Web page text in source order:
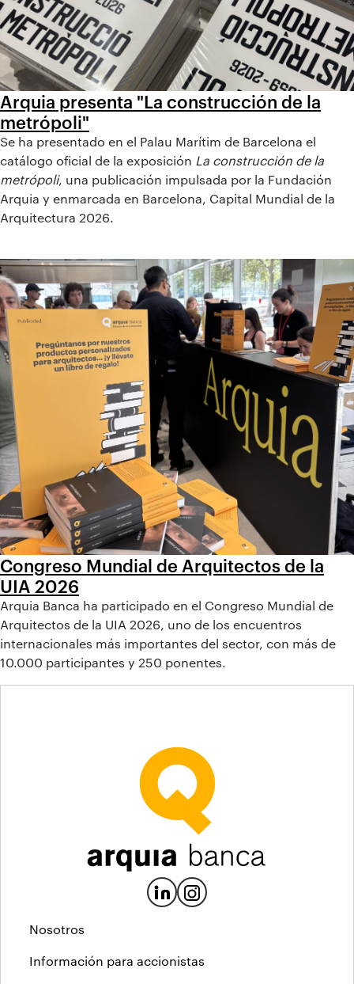
Arquia presenta "La construcción de la
metrópoli"
Se ha presentado en el Palau Marítim de Barcelona el
catálogo oficial de la exposición La construcción de la
metrópoli, una publicación impulsada por la Fundación
Arquia y enmarcada en Barcelona, Capital Mundial de la
Arquitectura 2026.
Congreso Mundial de Arquitectos de la
UIA 2026
Arquia Banca ha participado en el Congreso Mundial de
Arquitectos de la UIA 2026, uno de los encuentros
internacionales más importantes del sector, con más de
10.000 participantes y 250 ponentes.
Nosotros
Información para accionistas